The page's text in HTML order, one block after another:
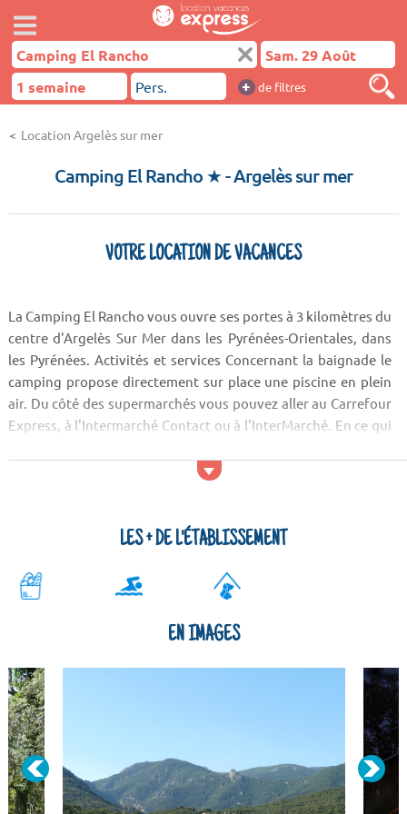
+ de filtres
Location Argelès sur mer
Camping El Rancho ★- Argelès sur mer
VOTRE LOCATION DE VACANCES
La Camping El Rancho vous ouvre ses portes à 3 kilomètres du
centre d'Argelès Sur Mer dans les Pyrénées-Orientales, dans
les Pyrénées. Activités et services Concernant la baignade le
camping propose directement sur place une piscine en plein
air. Du côté des supermarchés vous pouvez aller au Carrefour
Express, à l'Intermarché Contact ou à l'InterMarché. En ce qui
LES + DE L'ÉTABLISSEMENT
EN IMAGES